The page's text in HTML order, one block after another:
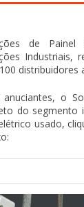
de
Industriais,
distribuidores
o
do segmento
usado,